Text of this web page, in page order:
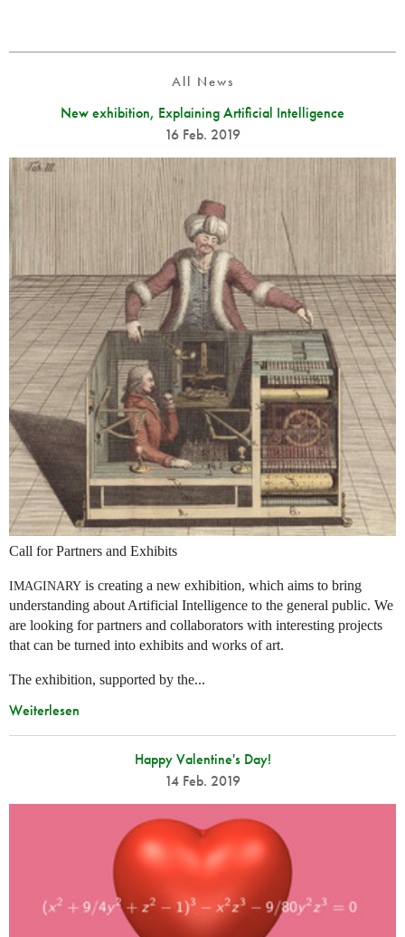
All News
New exhibition, Explaining Artificial Intelligence
16 Feb. 2019
Call for Partners and Exhibits
IMAGINARY is creating a new exhibition, which aims to bring
understanding about Artificial Intelligence to the general public. We
are looking for partners and collaborators with interesting projects
that can be turned into exhibits and works of art.
The exhibition, supported by the...
Weiterlesen
Happy Valentine's Day!
14 Feb. 2019